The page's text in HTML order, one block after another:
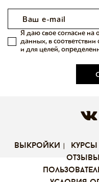
Я даю свое согласие
данных, в
и для целей,
выкройки курсы
отзывы